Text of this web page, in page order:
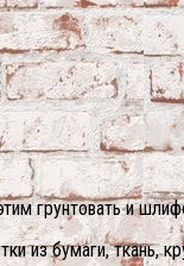
грунтовать и
из бумаги, ткань,